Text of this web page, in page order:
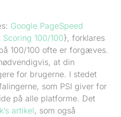
Google PageSpeed
100/100}, forklares
100/100 ofte er forgæves.
at din
for brugerne. I stedet
som PSI giver for
på alle platforme. Det
artikel, som også